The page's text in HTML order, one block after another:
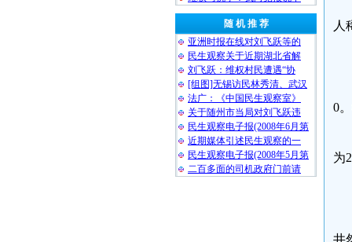
随 机 推 荐
亚洲时报在线对刘飞跃等的
民生观察关于近期湖北省解
刘飞跃：维权村民遭遇“协
[组图]无锡访民林秀清、武汉
法广：《中国民生观察室》
关于随州市当局对刘飞跃违
民生观察电子报(2008年6月第
近期媒体引述民生观察的一
民生观察电子报(2008年5月第
二百多面的司机政府门前请
人
0
为
井